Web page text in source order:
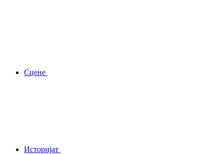
Сцене
Историјат